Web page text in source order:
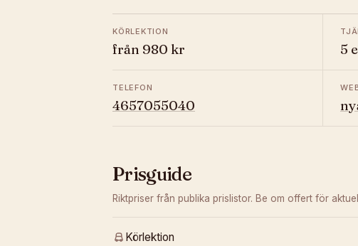
KÖRLEKTION
från 980 kr 5
TELEFON
4657055040
Prisguide
Riktpriser från publika prislistor. Be om offert för
Körlektion